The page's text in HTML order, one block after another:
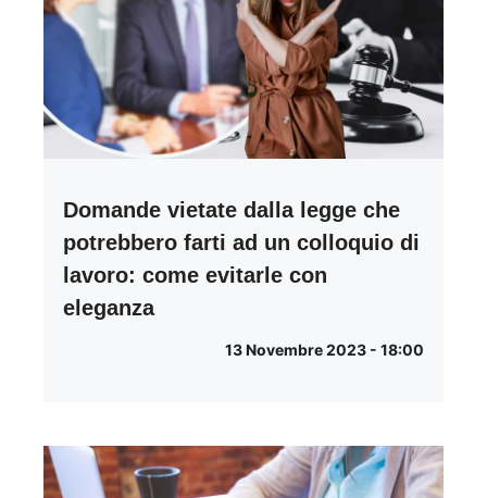
Domande vietate dalla legge che
potrebbero farti ad un colloquio di
lavoro: come evitarle con
eleganza
13 Novembre 2023 - 18:00